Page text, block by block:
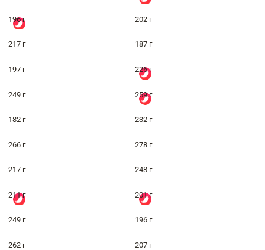
196 г 202 г
217 г 187 г
197 г 226 г
249 г 259 г
182 г 232 г
266 г 278 г
217 г 248 г
211 г 201 г
249 г 196 г
262 г 207 г